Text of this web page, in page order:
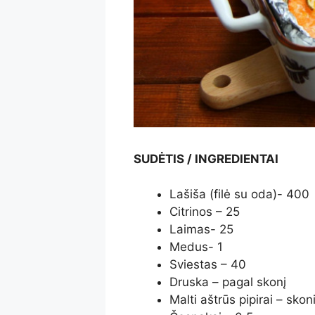
SUDĖTIS / INGREDIENTAI
Lašiša (filė su oda)- 400
Citrinos – 25
Laimas- 25
Medus- 1
Sviestas – 40
Druska – pagal skonį
Malti aštrūs pipirai –